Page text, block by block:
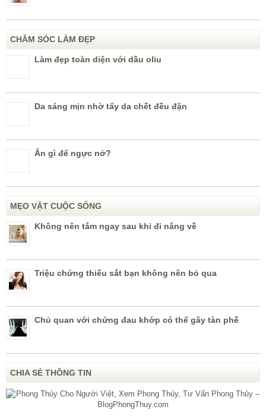
CHĂM SÓC LÀM ĐẸP
Làm đẹp toàn diện với dầu oliu
Da sáng mịn nhờ tẩy da chết đều đặn
Ăn gì để ngực nở?
MẸO VẶT CUỘC SỐNG
Không nên tắm ngay sau khi đi nắng về
Triệu chứng thiếu sắt bạn không nên bỏ qua
Chủ quan với chứng đau khớp có thể gây tàn phế
CHIA SẺ THÔNG TIN